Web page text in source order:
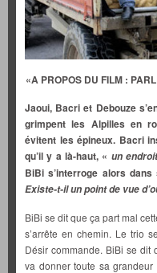
«A PROPOS DU FILM :
Jaoui, Bacri et Debouze
grimpent les Alpilles en
évitent les épineux. Bacri
qu’il y a là-haut, « un
BiBi s’interroge alors
Existe-t-il un point de vue
BiBi se dit que ça part mal
s’arrête en chemin. Le trio
Désir commande. BiBi se dit
va donner toute sa